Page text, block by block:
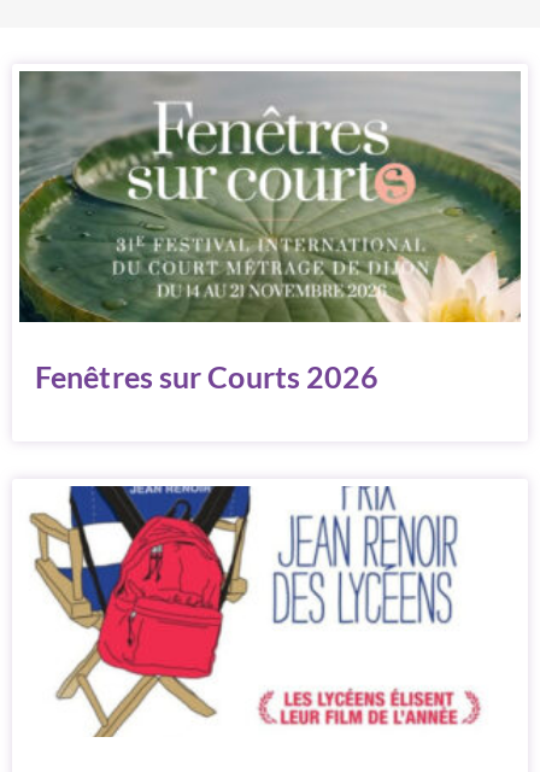
Fenêtres sur Courts 2026